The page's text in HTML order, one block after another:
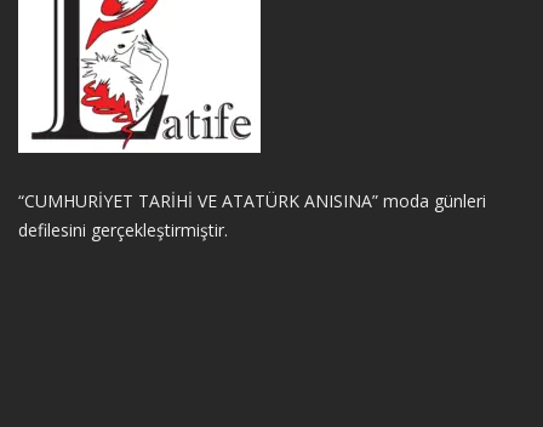
“CUMHURİYET TARİHİ VE ATATÜRK ANISINA” moda günleri
defilesini gerçekleştirmiştir.